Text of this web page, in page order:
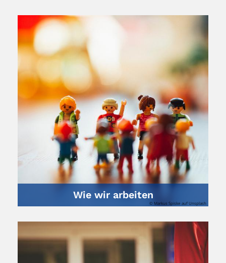
Wie wir arbeiten
© Markus Spiske auf Unsplash